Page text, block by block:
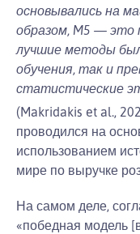
основывались на
образом, M5 — это
лучшие методы
обучения, так и
статистические
(Makridakis et al.,
проводился на
использованием
мире по выручке
На самом деле,
«победная модель